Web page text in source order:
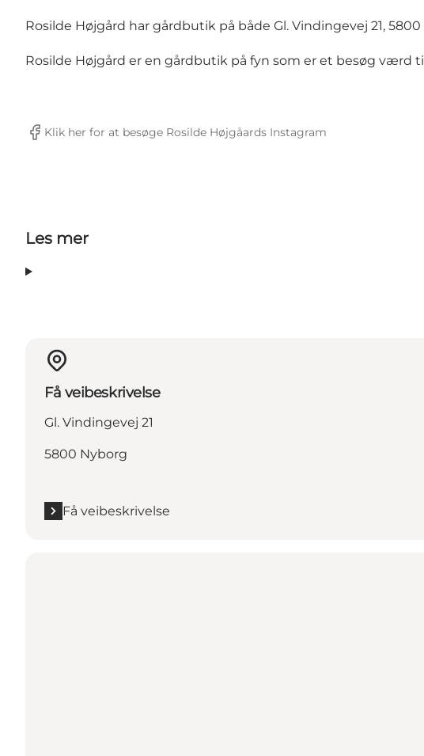
Rosilde Højgård har gårdbutik på både Gl. Vindingevej 21,
Rosilde Højgård er en gårdbutik på fyn som er et besøg værd
Facebook
Klik her for at besøge Rosilde Højgåards Instagram
Les mer
Få veibeskrivelse
Gl. Vindingevej 21
5800 Nyborg
Få veibeskrivelse